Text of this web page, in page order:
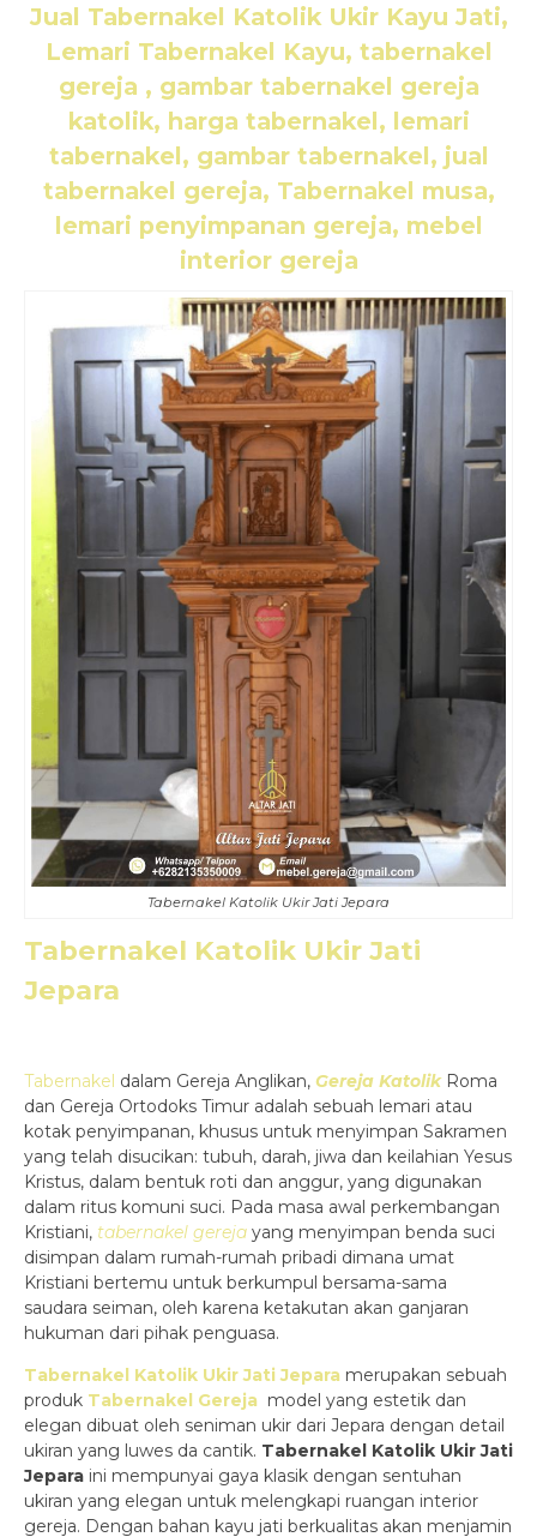
Jual Tabernakel Katolik Ukir Kayu Jati,
Lemari Tabernakel Kayu, tabernakel
gereja , gambar tabernakel gereja
katolik, harga tabernakel, lemari
tabernakel, gambar tabernakel, jual
tabernakel gereja, Tabernakel musa,
lemari penyimpanan gereja, mebel
interior gereja
Tabernakel Katolik Ukir Jati Jepara
Tabernakel Katolik Ukir Jati
Jepara
Tabernakel dalam Gereja Anglikan, Gereja KatolikRoma
dan Gereja Ortodoks Timur adalah sebuah lemari atau
kotak penyimpanan, khusus untuk menyimpan Sakramen
yang telah disucikan: tubuh, darah, jiwa dan keilahian Yesus
Kristus, dalam bentuk roti dan anggur, yang digunakan
dalam ritus komuni suci. Pada masa awal perkembangan
Kristiani, tabernakel gereja yang menyimpan benda suci
disimpan dalam rumah-rumah pribadi dimana umat
Kristiani bertemu untuk berkumpul bersama-sama
saudara seiman, oleh karena ketakutan akan ganjaran
hukuman dari pihak penguasa.
Tabernakel Katolik Ukir Jati Jepara merupakan sebuah
produk Tabernakel Gereja model yang estetik dan
elegan dibuat oleh seniman ukir dari Jepara dengan detail
ukiran yang luwes da cantik. Tabernakel Katolik Ukir Jati
Jepara ini mempunyai gaya klasik dengan sentuhan
ukiran yang elegan untuk melengkapi ruangan interior
gereja. Dengan bahan kayu jati berkualitas akan menjamin